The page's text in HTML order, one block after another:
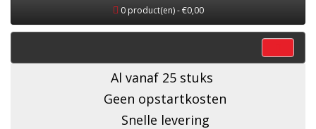
0 product(en) - €0,00
Al vanaf 25 stuks
Geen opstartkosten
Snelle levering